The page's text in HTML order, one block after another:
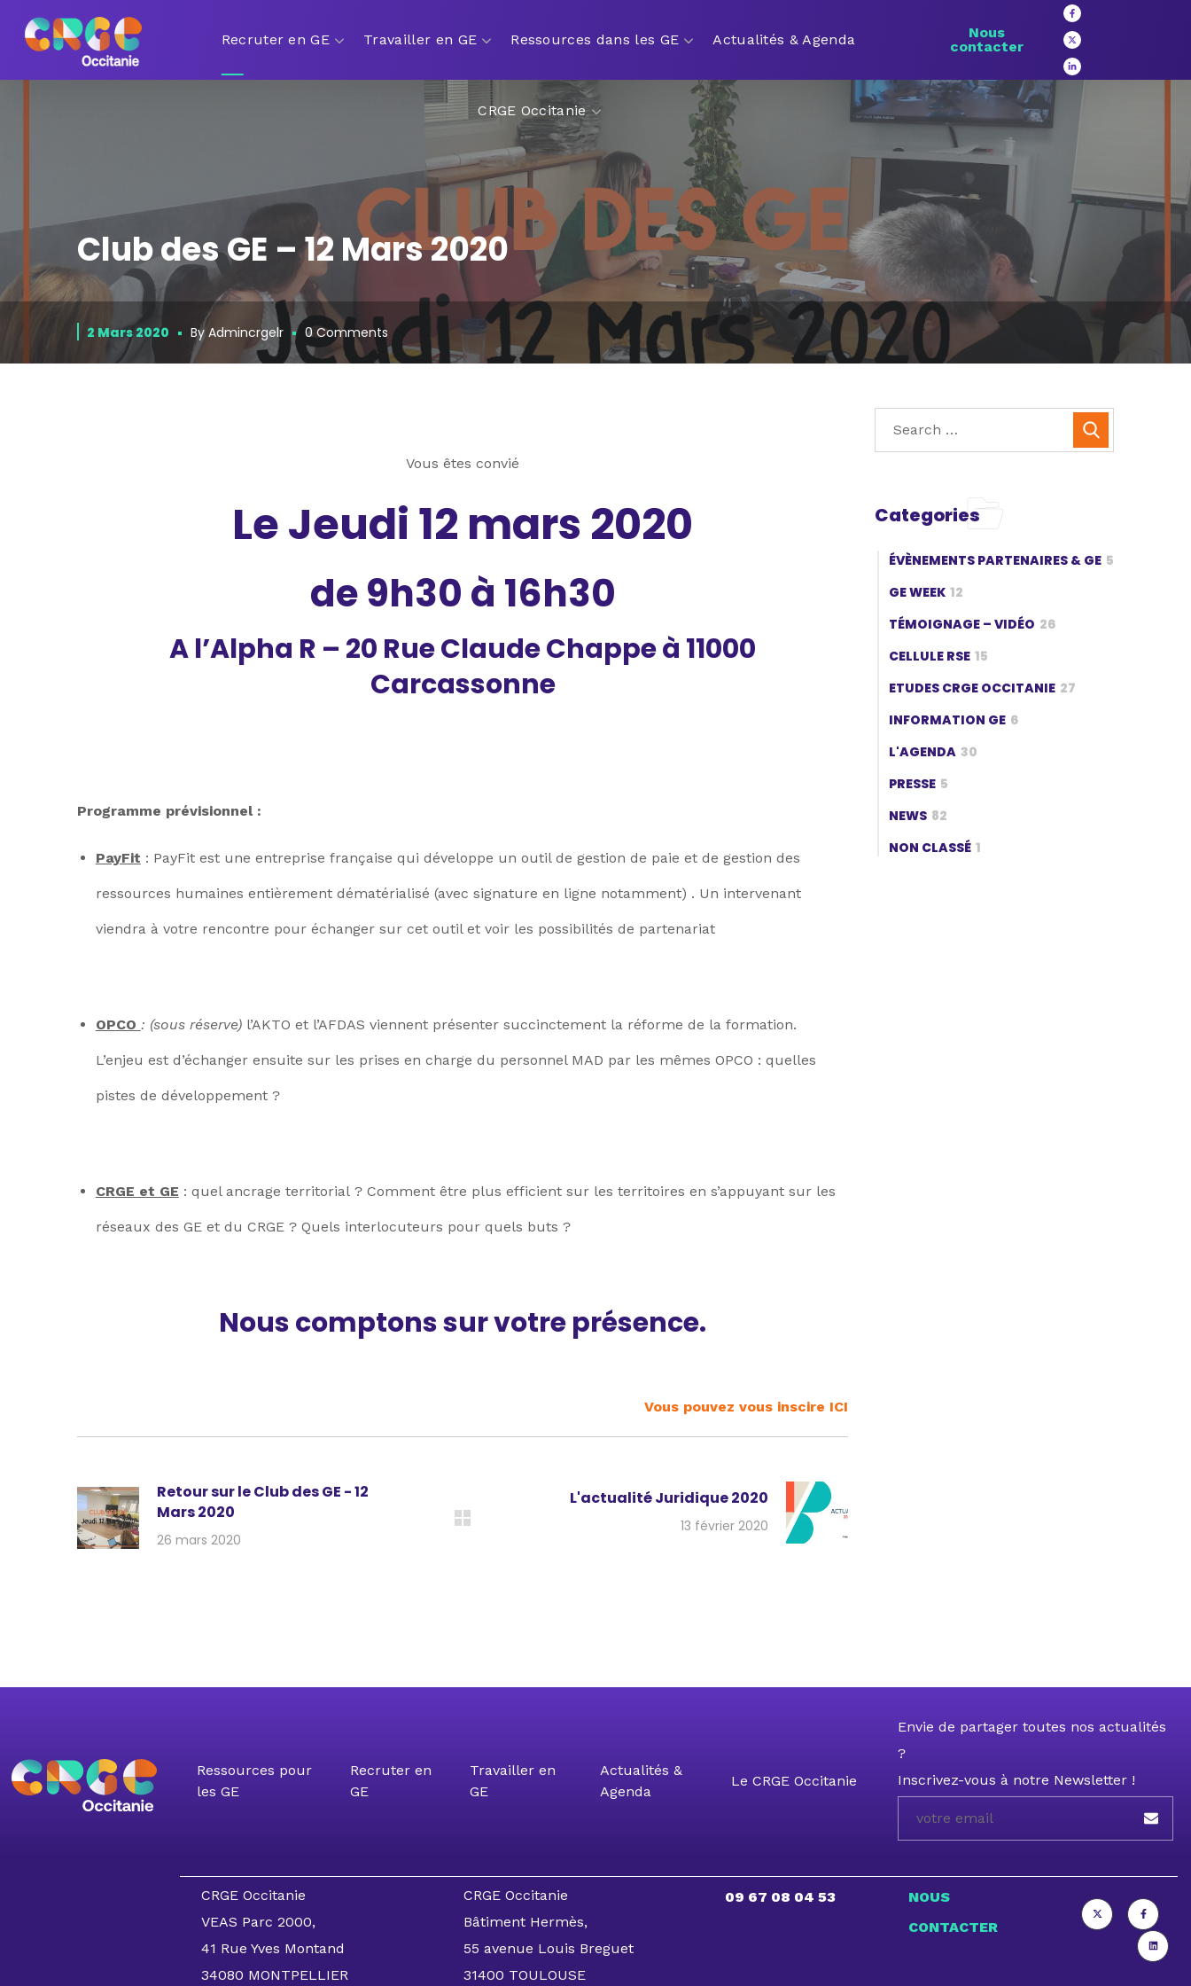
Recruter en GE Travailler en GE Ressources dans les GE Actualités & Agenda
CRGE Occitanie
Nous
contacter
Club des GE – 12 Mars 2020
2 Mars 2020 By Admincrgelr 0 Comments
Vous êtes convié
Le Jeudi 12 mars 2020
de 9h30 à 16h30
A l’Alpha R – 20 Rue Claude Chappe à 11000
Carcassonne
Programme prévisionnel :
PayFit : PayFit est une entreprise française qui développe un outil de gestion de paie et de gestion des
ressources humaines entièrement dématérialisé (avec signature en ligne notamment) . Un intervenant
viendra à votre rencontre pour échanger sur cet outil et voir les possibilités de partenariat
OPCO : (sous réserve)l’AKTO et l’AFDAS viennent présenter succinctement la réforme de la formation.
L’enjeu est d’échanger ensuite sur les prises en charge du personnel MAD par les mêmes OPCO : quelles
pistes de développement ?
CRGE et GE : quel ancrage territorial ? Comment être plus efficient sur les territoires en s’appuyant sur les
réseaux des GE et du CRGE ? Quels interlocuteurs pour quels buts ?
Nous comptons sur votre présence.
Vous pouvez vous inscire ICI
Retour sur le Club des GE - 12
Mars 2020
26 mars 2020
L'actualité Juridique 2020
13 février 2020
Categories
ÉVÈNEMENTS PARTENAIRES & GE 5
GE WEEK 12
TÉMOIGNAGE – VIDÉO 26
CELLULE RSE 15
ETUDES CRGE OCCITANIE 27
INFORMATION GE 6
L'AGENDA 30
PRESSE 5
NEWS 82
NON CLASSÉ 1
Ressources pour
les GE
Recruter en
GE
Travailler en
GE
Actualités &
Agenda
Le CRGE Occitanie
Envie de partager toutes nos actualités
?
Inscrivez-vous à notre Newsletter !
CRGE Occitanie
VEAS Parc 2000,
41 Rue Yves Montand
34080 MONTPELLIER
CRGE Occitanie
Bâtiment Hermès,
55 avenue Louis Breguet
31400 TOULOUSE
09 67 08 04 53
NOUS
CONTACTER